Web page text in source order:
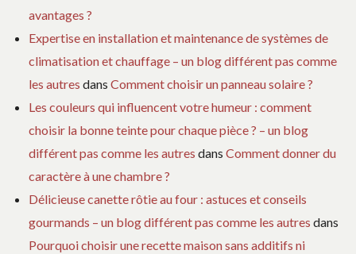
avantages ?
Expertise en installation et maintenance de systèmes de
climatisation et chauffage – un blog différent pas comme
les autres dans Comment choisir un panneau solaire ?
Les couleurs qui influencent votre humeur : comment
choisir la bonne teinte pour chaque pièce ? – un blog
différent pas comme les autres dans Comment donner du
caractère à une chambre ?
Délicieuse canette rôtie au four : astuces et conseils
gourmands – un blog différent pas comme les autres dans
Pourquoi choisir une recette maison sans additifs ni